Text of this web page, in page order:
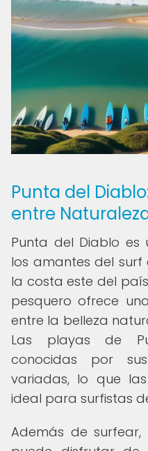
Punta del
entre
Punta del Diablo es
los amantes del surf
la costa este del
pesquero ofrece
entre la belleza
Las playas de
conocidas por
variadas, lo que
ideal para surfistas
Además de